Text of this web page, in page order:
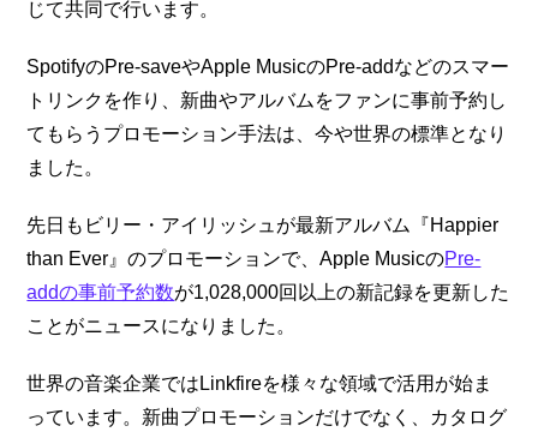
じて共同で行います。
SpotifyのPre-saveやApple MusicのPre-addなどのスマー
トリンクを作り、新曲やアルバムをファンに事前予約し
てもらうプロモーション手法は、今や世界の標準となり
ました。
先日もビリー・アイリッシュが最新アルバム『Happier
than Ever』のプロモーションで、Apple MusicのPre-
addの事前予約数が1,028,000回以上の新記録を更新した
ことがニュースになりました。
世界の音楽企業ではLinkfireを様々な領域で活用が始ま
っています。新曲プロモーションだけでなく、カタログ